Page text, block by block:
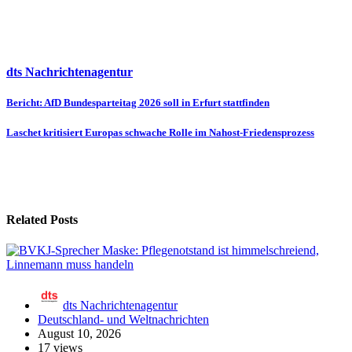
dts Nachrichtenagentur
Beitragsnavigation
Bericht: AfD Bundesparteitag 2026 soll in Erfurt stattfinden
Laschet kritisiert Europas schwache Rolle im Nahost-Friedensprozess
Related Posts
dts Nachrichtenagentur
Deutschland- und Weltnachrichten
August 10, 2026
17 views